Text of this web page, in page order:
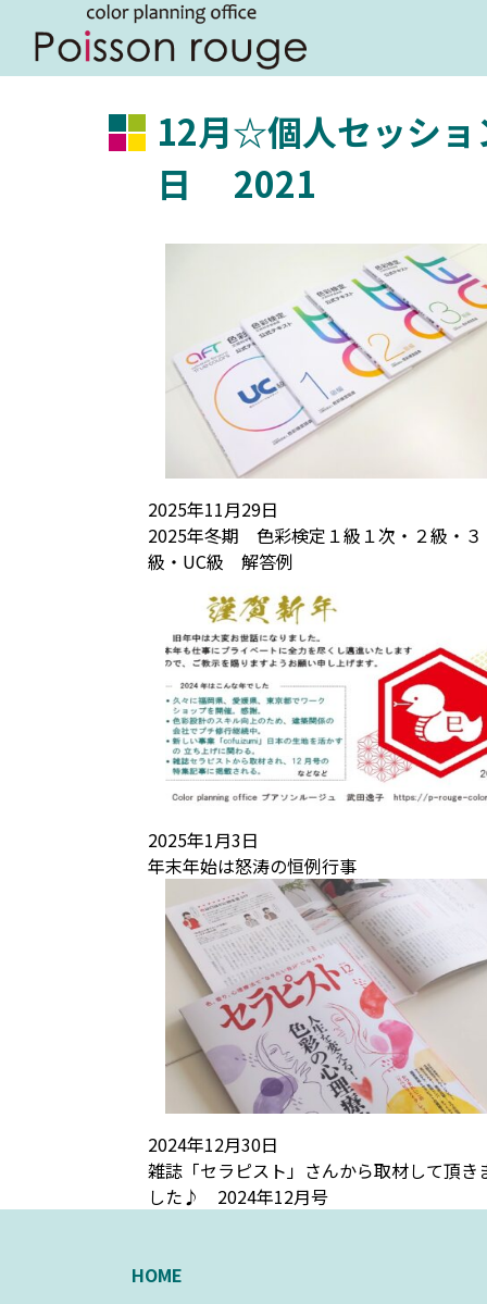
12月☆個人セッショ
日 2021
2025年11月29日
2025年冬期 色彩検定１級１次・２級・３
級・UC級 解答例
2025年1月3日
年末年始は怒涛の恒例行事
2024年12月30日
雑誌「セラピスト」さんから取材して頂き
した♪ 2024年12月号
HOME